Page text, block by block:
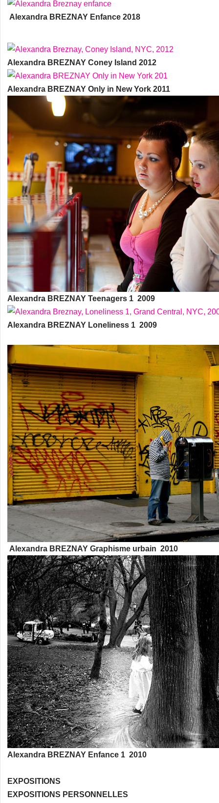
Alexandra BREZNAY Enfance 2018
Alexandra BREZNAY Coney Island 2012
Alexandra BREZNAY Only in New York 2011
Alexandra BREZNAY Teenagers 1 2009
Alexandra BREZNAY Loneliness 1 2009
Alexandra BREZNAY Graphisme urbain 2010
Alexandra BREZNAY Enfance 1 2010
EXPOSITIONS
EXPOSITIONS PERSONNELLES